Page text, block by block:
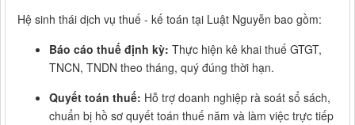
Hệ sinh thái dịch vụ thuế - kế toán tại Luật Nguyễn bao gồm:
Báo cáo thuế định kỳ: Thực hiện kê khai thuế GTGT,
TNCN, TNDN theo tháng, quý đúng thời hạn.
Quyết toán thuế: Hỗ trợ doanh nghiệp rà soát sổ sách,
chuẩn bị hồ sơ quyết toán thuế năm và làm việc trực tiếp